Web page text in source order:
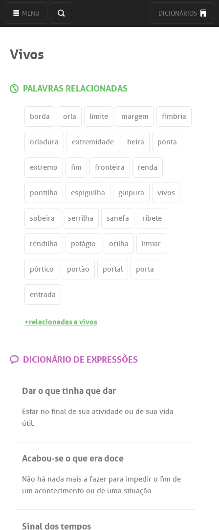
MENU DICIONÁRIOS
Vivos
PALAVRAS RELACIONADAS
borda orla limite margem fímbria
orladura extremidade beira ponta
extremo fim fronteira renda
pontilha espiguilha guipura vivos
sobeira serrilha sanefa ribete
rendilha patágio orilha limiar
pórtico portão portal porta
entrada
+relacionadas a vivos
DICIONÁRIO DE EXPRESSÕES
Dar o que tinha que dar
Estar no final de sua atividade ou de sua vida
útil.
Acabou-se o que era doce
Não há nada mais a fazer para impedir o fim de
um acontecimento ou de uma situação.
Sinal dos tempos